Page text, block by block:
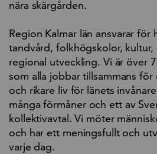
nära skärgården.
Region Kalmar län ansvarar för
tandvård, folkhögskolor,
regional utveckling. Vi är över
som alla jobbar tillsammans
och rikare liv för länets
många förmåner och ett av
kollektivavtal. Vi möter
och har ett meningsfullt och
varje dag.